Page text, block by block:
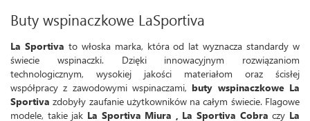
Buty wspinaczkowe LaSportiva
La Sportiva to włoska marka, która od lat wyznacza standardy w
świecie wspinaczki. Dzięki innowacyjnym rozwiązaniom
technologicznym, wysokiej jakości materiałom oraz ścisłej
współpracy z zawodowymi wspinaczami, buty wspinaczkowe La
Sportiva zdobyły zaufanie użytkowników na całym świecie. Flagowe
modele, takie jak La Sportiva Miura , La Sportiva Cobra czy La